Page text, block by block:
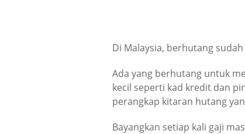
Di Malaysia, berhutang
Ada yang berhutang untuk
kecil seperti kad kredit dan
perangkap kitaran hutang
Bayangkan setiap kali gaji